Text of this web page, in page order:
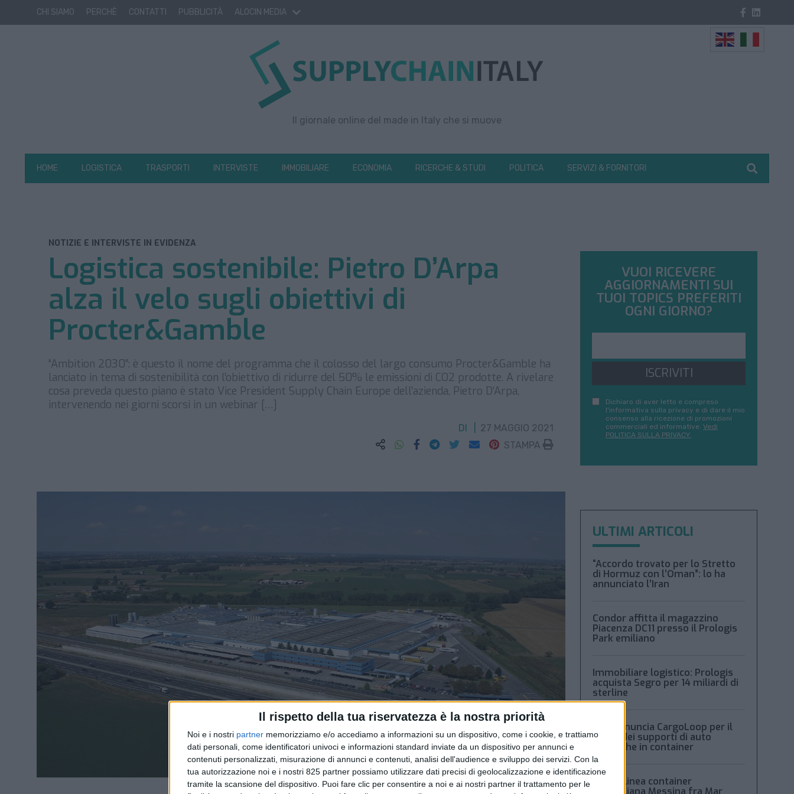
Il rispetto della tua riservatezza è la nostra priorità
Noi e i nostri partner memorizziamo e/o accediamo a informazioni su un dispositivo, come i cookie, e trattiamo
dati personali, come identificatori univoci e informazioni standard inviate da un dispositivo per annunci e
contenuti personalizzati, misurazione di annunci e contenuti, analisi dell'audience e sviluppo dei servizi. Con la
tua autorizzazione noi e i nostri 825 partner possiamo utilizzare dati precisi di geolocalizzazione e identificazione
tramite la scansione del dispositivo. Puoi fare clic per consentire a noi e ai nostri partner il trattamento per le
CHI SIAMO PERCHÈ CONTATTI PUBBLICITÀ ALOCIN MEDIA
Il giornale online del made in Italy che si muove
HOME LOGISTICA TRASPORTI INTERVISTE IMMOBILIARE ECONOMIA RICERCHE & STUDI POLITICA SERVIZI & FORNITORI
NOTIZIE E INTERVISTE IN EVIDENZA
Logistica sostenibile: Pietro D’Arpa
alza il velo sugli obiettivi di
Procter&Gamble
“Ambition 2030”: è questo il nome del programma che il colosso del largo consumo Procter&Gamble ha
lanciato in tema di sostenibilità con l’obiettivo di ridurre del 50% le emissioni di CO2 prodotte. A rivelare
cosa preveda questo piano è stato Vice President Supply Chain Europe dell’azienda, Pietro D’Arpa,
intervenendo nei giorni scorsi in un webinar […]
DI
27 MAGGIO 2021
STAMPA
VUOI RICEVERE
AGGIORNAMENTI SUI
TUOI TOPICS PREFERITI
OGNI GIORNO?
ISCRIVITI
Dichiaro di aver letto e compreso
l'informativa sulla privacy e di dare il mio
consenso alla ricezione di promozioni
commerciali ed informative. Vedi
POLITICA SULLA PRIVACY.
ULTIMI ARTICOLI
“Accordo trovato per lo Stretto
di Hormuz con l’Oman”: lo ha
annunciato l’Iran
Condor affitta il magazzino
Piacenza DC11 presso il Prologis
Park emiliano
Immobiliare logistico: Prologis
acquista Segro per 14 miliardi di
sterline
Msc denuncia CargoLoop per il
crollo dei supporti di auto
elettriche in container
Nuova linea container
dell’italiana Messina fra Mar